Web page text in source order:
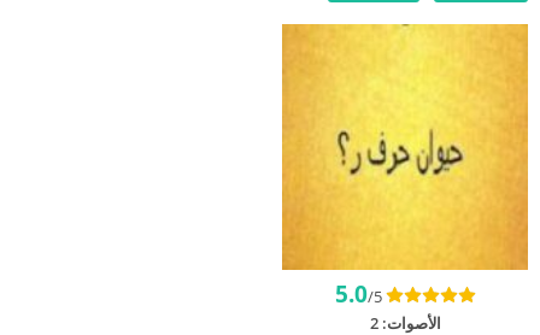
5.0/5
الأصوات:2